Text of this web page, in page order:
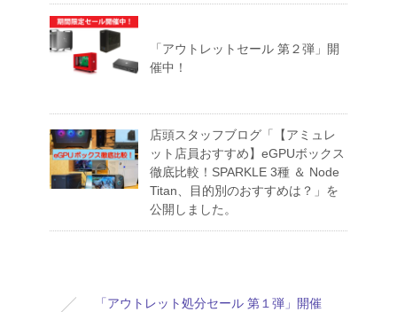
「アウトレットセール 第２弾」開
催中！
店頭スタッフブログ「【アミュレ
ット店員おすすめ】eGPUボックス
徹底比較！SPARKLE 3種 ＆ Node
Titan、目的別のおすすめは？」を
公開しました。
「アウトレット処分セール 第１弾」開催